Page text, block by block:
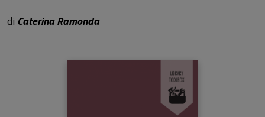
di Caterina Ramonda